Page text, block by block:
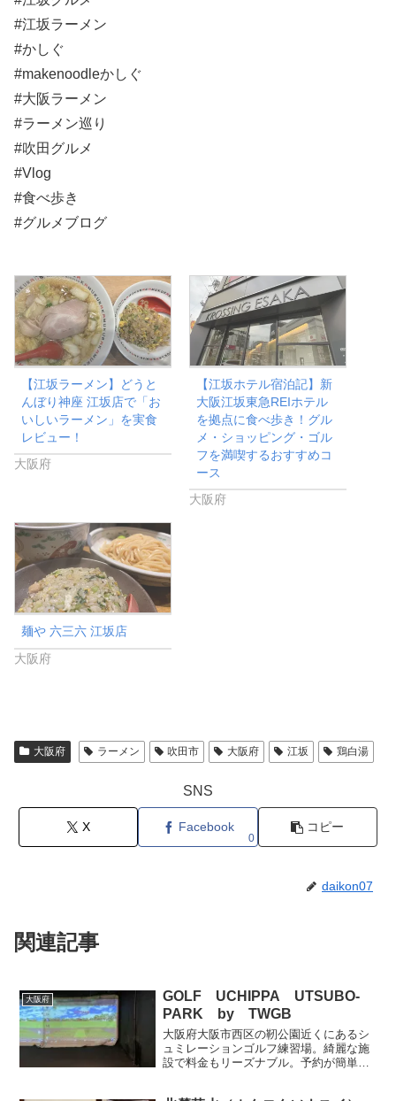
#江坂ラーメン
#かしぐ
#makenoodleかしぐ
#大阪ラーメン
#ラーメン巡り
#吹田グルメ
#Vlog
#食べ歩き
#グルメブログ
【江坂ラーメン】どうと
んぼり神座 江坂店で「お
いしいラーメン」を実食
レビュー！
大阪府
【江坂ホテル宿泊記】新
大阪江坂東急REIホテル
を拠点に食べ歩き！グル
メ・ショッピング・ゴル
フを満喫するおすすめコ
ース
大阪府
麺や 六三六 江坂店
大阪府
大阪府 ラーメン 吹田市 大阪府 江坂 鶏白湯
SNS
X Facebook
0
コピー
daikon07
関連記事
大阪府
GOLF UCHIPPA UTSUBO-
PARK by TWGB
大阪府大阪市西区の靭公園近くにあるシ
ュミレーションゴルフ練習場。綺麗な施
設で料金もリーズナブル。予約が簡単に